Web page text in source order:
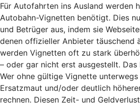
Für Autofahrten ins Ausland werden
Autobahn-Vignetten benötigt. Dies
und Betrüger aus, indem sie
denen offizieller Anbieter täuschend
werden Vignetten oft zu stark
– oder gar nicht erst ausgestellt. Das
Wer ohne gültige Vignette
Ersatzmaut und/oder deutlich
rechnen. Diesen Zeit- und